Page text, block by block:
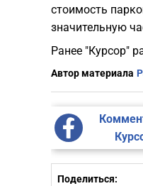
стоимость
значительную
Ранее "Курсор"
Автор материала
Поделиться: